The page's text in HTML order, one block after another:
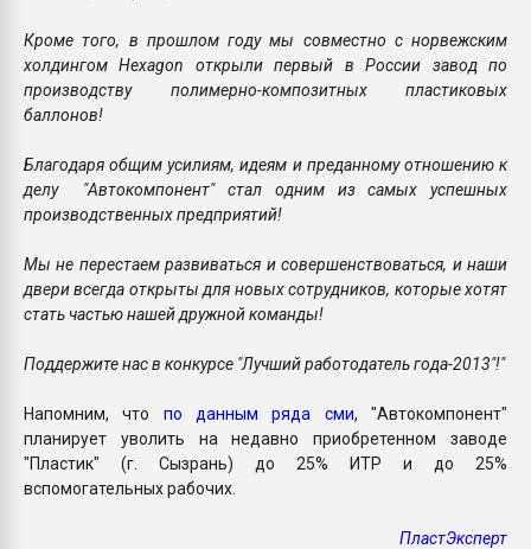
Кроме того, в прошлом году мы совместно с норвежским
холдингом Hexagon открыли первый в России завод по
производству полимерно-композитных пластиковых
баллонов!
Благодаря общим усилиям, идеям и преданному отношению к
делу "Автокомпонент" стал одним из самых успешных
производственных предприятий!
Мы не перестаем развиваться и совершенствоваться, и наши
двери всегда открыты для новых сотрудников, которые хотят
стать частью нашей дружной команды!
Поддержите нас в конкурсе "Лучший работодатель года-2013"!"
Напомним, что по данным ряда сми, "Автокомпонент"
планирует уволить на недавно приобретенном заводе
"Пластик" (г. Сызрань) до 25% ИТР и до 25%
вспомогательных рабочих.
ПластЭксперт